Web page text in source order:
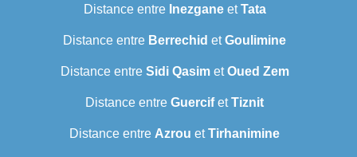
Distance entre InezganeetTata
Distance entre Berrechid etGoulimine
Distance entre Sidi QasimetOued Zem
Distance entre GuercifetTiznit
Distance entre Azrou etTirhanimine